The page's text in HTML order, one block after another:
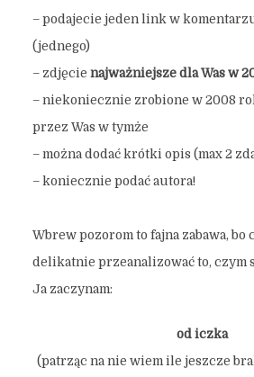
– podajecie jeden link w
(jednego)
– zdjęcie najważniejsze dla Was w
– niekoniecznie zrobione w 2008
przez Was w tymże
– można dodać krótki opis (max 2
– koniecznie podać autora!
Wbrew pozorom to fajna zabawa, bo
delikatnie przeanalizować to, czym
Ja zaczynam:
od iczka
(patrząc na nie wiem ile jeszcze